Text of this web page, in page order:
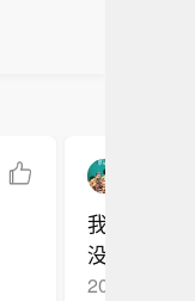
我看电视
没啥差别
理、主角
2025-04-28